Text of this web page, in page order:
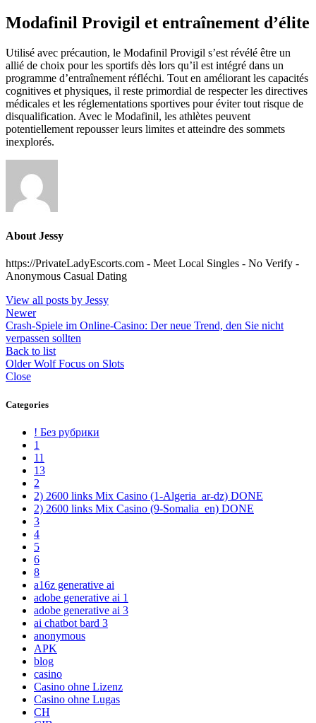
Modafinil Provigil et entraînement d’élite
Utilisé avec précaution, le Modafinil Provigil s’est révélé être un
allié de choix pour les sportifs dès lors qu’il est intégré dans un
programme d’entraînement réfléchi. Tout en améliorant les capacités
cognitives et physiques, il reste primordial de respecter les directives
médicales et les réglementations sportives pour éviter tout risque de
disqualification. Avec le Modafinil, les athlètes peuvent
potentiellement repousser leurs limites et atteindre des sommets
inexplorés.
About Jessy
https://PrivateLadyEscorts.com - Meet Local Singles - No Verify -
Anonymous Casual Dating
View all posts by Jessy
Newer
Crash-Spiele im Online-Casino: Der neue Trend, den Sie nicht
verpassen sollten
Back to list
Older Wolf Focus on Slots
Close
Categories
! Без рубрики
1
11
13
2
2) 2600 links Mix Casino (1-Algeria_ar-dz) DONE
2) 2600 links Mix Casino (9-Somalia_en) DONE
3
4
5
6
8
a16z generative ai
adobe generative ai 1
adobe generative ai 3
ai chatbot bard 3
anonymous
APK
blog
casino
Casino ohne Lizenz
Casino ohne Lugas
CH